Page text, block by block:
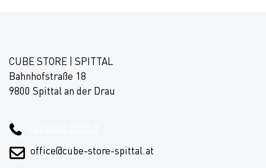
CUBE STORE | SPITTAL
Bahnhofstraße 18
9800 Spittal an der Drau
office@cube-store-spittal.at